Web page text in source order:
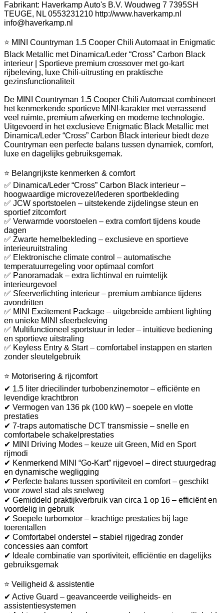
Fabrikant: Haverkamp Auto's B.V. Woudweg 7 7395SH
TEUGE, NL 0553231210 http://www.haverkamp.nl
info@haverkamp.nl
⭐ MINI Countryman 1.5 Cooper Chili Automaat in Enigmatic
Black Metallic met Dinamica/Leder “Cross” Carbon Black
interieur | Sportieve premium crossover met go-kart
rijbeleving, luxe Chili-uitrusting en praktische
gezinsfunctionaliteit
De MINI Countryman 1.5 Cooper Chili Automaat combineert
het kenmerkende sportieve MINI-karakter met verrassend
veel ruimte, premium afwerking en moderne technologie.
Uitgevoerd in het exclusieve Enigmatic Black Metallic met
Dinamica/Leder “Cross” Carbon Black interieur biedt deze
Countryman een perfecte balans tussen dynamiek, comfort,
luxe en dagelijks gebruiksgemak.
⭐ Belangrijkste kenmerken & comfort
✅ Dinamica/Leder “Cross” Carbon Black interieur –
hoogwaardige microvezel/lederen sportbekleding
✅ JCW sportstoelen – uitstekende zijdelingse steun en
sportief zitcomfort
✅ Verwarmde voorstoelen – extra comfort tijdens koude
dagen
✅ Zwarte hemelbekleding – exclusieve en sportieve
interieuruitstraling
✅ Elektronische climate control – automatische
temperatuurregeling voor optimaal comfort
✅ Panoramadak – extra lichtinval en ruimtelijk
interieurgevoel
✅ Sfeerverlichting interieur – premium ambiance tijdens
avondritten
✅ MINI Excitement Package – uitgebreide ambient lighting
en unieke MINI sfeerbeleving
✅ Multifunctioneel sportstuur in leder – intuïtieve bediening
en sportieve uitstraling
✅ Keyless Entry & Start – comfortabel instappen en starten
zonder sleutelgebruik
⭐ Motorisering & rijcomfort
✔ 1.5 liter driecilinder turbobenzinemotor – efficiënte en
levendige krachtbron
✔ Vermogen van 136 pk (100 kW) – soepele en vlotte
prestaties
✔ 7-traps automatische DCT transmissie – snelle en
comfortabele schakelprestaties
✔ MINI Driving Modes – keuze uit Green, Mid en Sport
rijmodi
✔ Kenmerkend MINI “Go-Kart” rijgevoel – direct stuurgedrag
en dynamische wegligging
✔ Perfecte balans tussen sportiviteit en comfort – geschikt
voor zowel stad als snelweg
✔ Gemiddeld praktijkverbruik van circa 1 op 16 – efficiënt en
voordelig in gebruik
✔ Soepele turbomotor – krachtige prestaties bij lage
toerentallen
✔ Comfortabel onderstel – stabiel rijgedrag zonder
concessies aan comfort
✔ Ideale combinatie van sportiviteit, efficiëntie en dagelijks
gebruiksgemak
⭐ Veiligheid & assistentie
✔ Active Guard – geavanceerde veiligheids- en
assistentiesystemen